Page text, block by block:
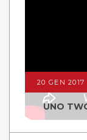
20 GEN 2017